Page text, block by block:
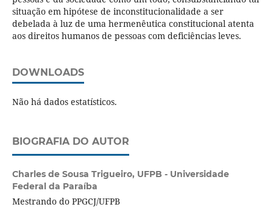
situação em hipótese de inconstitucionalidade a ser
debelada à luz de uma hermenêutica constitucional atenta
aos direitos humanos de pessoas com deficiências leves.
DOWNLOADS
Não há dados estatísticos.
BIOGRAFIA DO AUTOR
Charles de Sousa Trigueiro, UFPB - Universidade
Federal da Paraíba
Mestrando do PPGCJ/UFPB